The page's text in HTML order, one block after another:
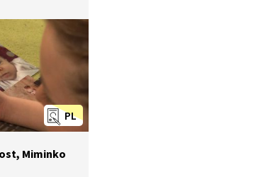
PL
Miminko